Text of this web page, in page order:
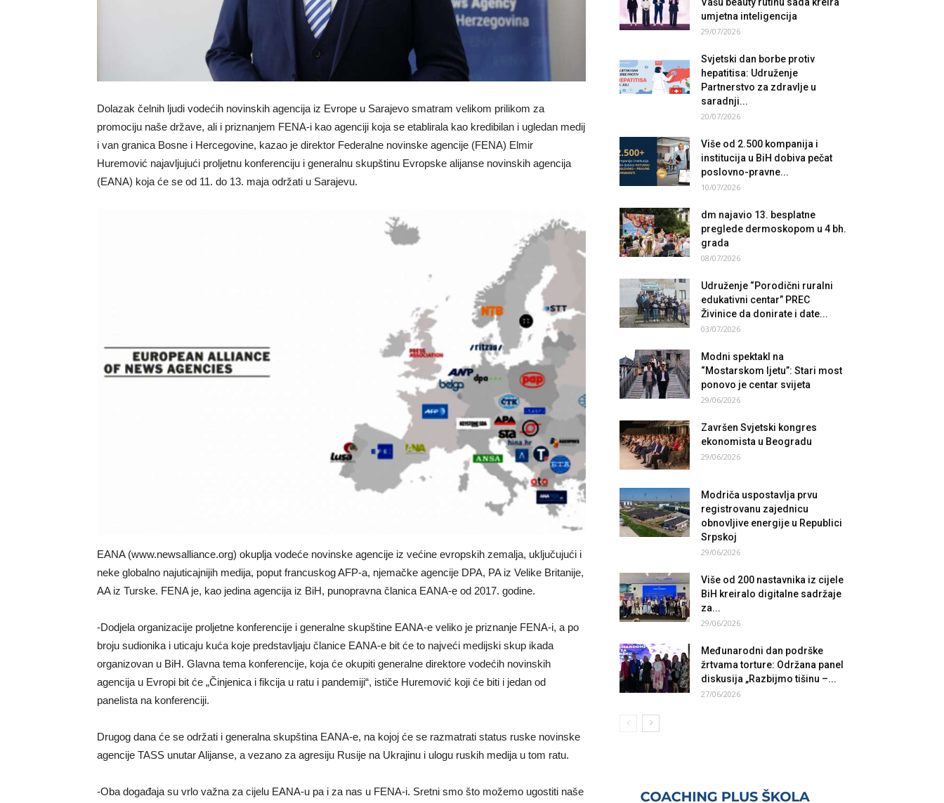
Dolazak čelnih ljudi vodećih novinskih agencija iz Evrope u Sarajevo smatram velikom prilikom za
promociju naše države, ali i priznanjem FENA-i kao agenciji koja se etablirala kao kredibilan i ugledan medij
i van granica Bosne i Hercegovine, kazao je direktor Federalne novinske agencije (FENA) Elmir
Huremović najavljujući proljetnu konferenciju i generalnu skupštinu Evropske alijanse novinskih agencija
(EANA) koja će se od 11. do 13. maja održati u Sarajevu.
EANA (www.newsalliance.org) okuplja vodeće novinske agencije iz većine evropskih zemalja, uključujući i
neke globalno najuticajnijih medija, poput francuskog AFP-a, njemačke agencije DPA, PA iz Velike Britanije,
AA iz Turske. FENA je, kao jedina agencija iz BiH, punopravna članica EANA-e od 2017. godine.
-Dodjela organizacije proljetne konferencije i generalne skupštine EANA-e veliko je priznanje FENA-i, a po
broju sudionika i uticaju kuća koje predstavljaju članice EANA-e bit će to najveći medijski skup ikada
organizovan u BiH. Glavna tema konferencije, koja će okupiti generalne direktore vodećih novinskih
agencija u Evropi bit će „Činjenica i fikcija u ratu i pandemiji“, ističe Huremović koji će biti i jedan od
panelista na konferenciji.
Drugog dana će se održati i generalna skupština EANA-e, na kojoj će se razmatrati status ruske novinske
agencije TASS unutar Alijanse, a vezano za agresiju Rusije na Ukrajinu i ulogu ruskih medija u tom ratu.
-Oba događaja su vrlo važna za cijelu EANA-u pa i za nas u FENA-i. Sretni smo što možemo ugostiti naše
umjetna inteligencija
29/07/2026
Svjetski dan borbe protiv
hepatitisa: Udruženje
Partnerstvo za zdravlje u
saradnji...
20/07/2026
Više od 2.500 kompanija i
institucija u BiH dobiva pečat
poslovno-pravne...
10/07/2026
dm najavio 13. besplatne
preglede dermoskopom u 4 bh.
grada
08/07/2026
Udruženje “Porodični ruralni
edukativni centar” PREC
Živinice da donirate i date...
03/07/2026
Modni spektakl na
“Mostarskom ljetu”: Stari most
ponovo je centar svijeta
29/06/2026
Završen Svjetski kongres
ekonomista u Beogradu
29/06/2026
Modriča uspostavlja prvu
registrovanu zajednicu
obnovljive energije u Republici
Srpskoj
29/06/2026
Više od 200 nastavnika iz cijele
BiH kreiralo digitalne sadržaje
za...
29/06/2026
Međunarodni dan podrške
žrtvama torture: Održana panel
diskusija „Razbijmo tišinu –...
27/06/2026